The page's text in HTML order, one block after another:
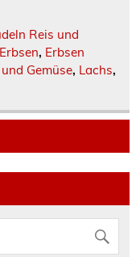
Reis und
Erbsen, Erbsen
Gemüse, Lachs,